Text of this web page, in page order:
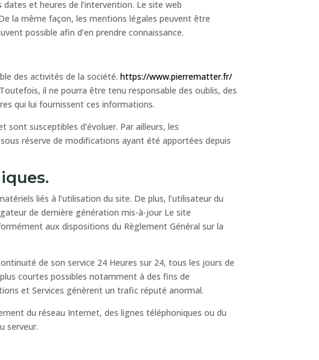
et heures de l’intervention. Le site web
la même façon, les mentions légales peuvent être
possible afin d’en prendre connaissance.
des activités de la société.https://www.pierrematter.fr/
il ne pourra être tenu responsable des oublis, des
qui lui fournissent ces informations.
susceptibles d’évoluer. Par ailleurs, les
réserve de modifications ayant été apportées depuis
liés à l’utilisation du site. De plus, l’utilisateur du
de dernière génération mis-à-jour Le site
aux dispositions du Règlement Général sur la
de son service 24 Heures sur 24, tous les jours de
courtes possibles notamment à des fins de
et Services génèrent un trafic réputé anormal.
du réseau Internet, des lignes téléphoniques ou du
serveur.